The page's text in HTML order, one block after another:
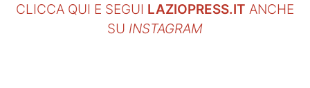
CLICCA QUI E SEGUI LAZIOPRESS.IT ANCHE
SU INSTAGRAM